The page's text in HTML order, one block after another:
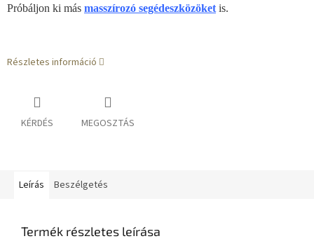
Próbáljon ki más masszírozó segédeszközöket is.
Részletes információ
KÉRDÉS MEGOSZTÁS
Leírás Beszélgetés
Termék részletes leírása